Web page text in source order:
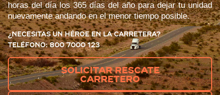
horas del día los 365 días del año para dejar tu unidad
nuevamente andando en el menor tiempo posible.
¿Necesitas un héroe en la carretera?
Teléfono: 800 7000 123
Solicitar rescate
carretero